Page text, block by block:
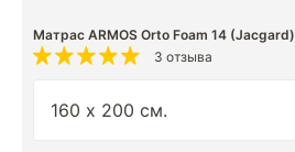
Матрас ARMOS Orto Foam 14 (Jacgard)
3 отзыва